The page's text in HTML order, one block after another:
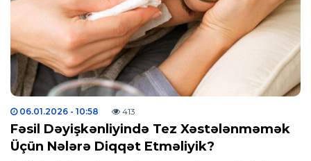
06.01.2026 - 10:58 413
Fəsil Dəyişkənliyində Tez Xəstələnməmək
Üçün Nələrə Diqqət Etməliyik?